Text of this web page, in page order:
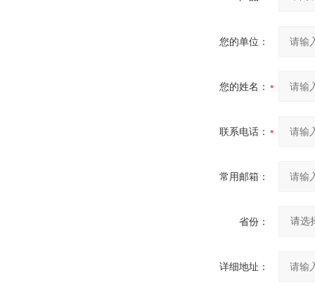
您的单位：
您的姓名：
联系电话：
常用邮箱：
省份：
详细地址：